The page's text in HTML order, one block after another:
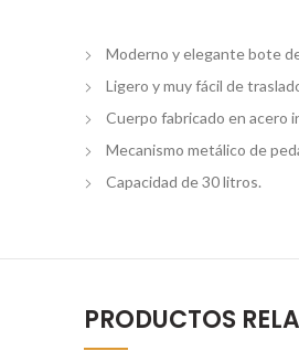
Moderno y elegante bote
Ligero y muy fácil de
Cuerpo fabricado en acero
Mecanismo metálico de
Capacidad de 30 litros.
PRODUCTOS